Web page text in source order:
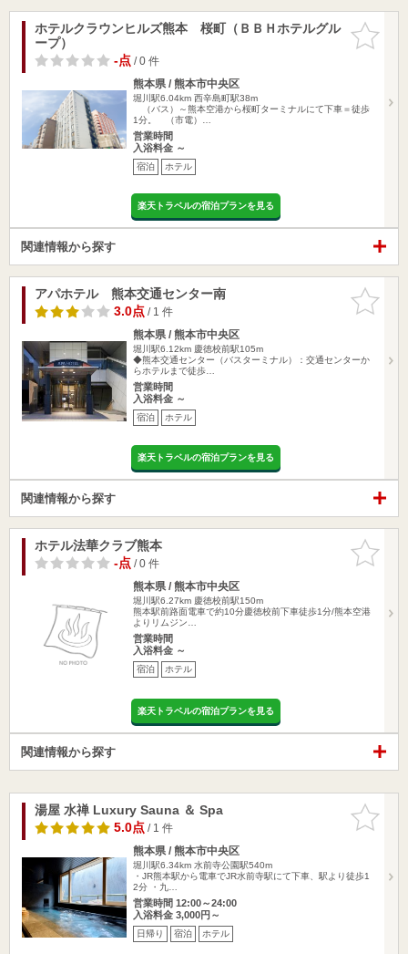
お気に入
りに追加
ホテルクラウンヒルズ熊本 桜町（ＢＢＨホテルグル
ープ）
-点/ 0 件
熊本県 / 熊本市中央区
堀川駅6.04km 西辛島町駅38m
（バス）～熊本空港から桜町ターミナルにて下車＝徒歩
1分。 （市電）…
営業時間
入浴料金 ～
宿泊 ホテル
楽天トラベルの宿泊プランを見る
関連情報から探す
お気に入
りに追加
アパホテル 熊本交通センター南
3.0点/ 1 件
熊本県 / 熊本市中央区
堀川駅6.12km 慶徳校前駅105m
◆熊本交通センター（バスターミナル）：交通センターか
らホテルまで徒歩…
営業時間
入浴料金 ～
宿泊 ホテル
楽天トラベルの宿泊プランを見る
関連情報から探す
お気に入
りに追加
ホテル法華クラブ熊本
-点/ 0 件
熊本県 / 熊本市中央区
堀川駅6.27km 慶徳校前駅150m
熊本駅前路面電車で約10分慶徳校前下車徒歩1分/熊本空港
よりリムジン…
営業時間
入浴料金 ～
宿泊 ホテル
楽天トラベルの宿泊プランを見る
関連情報から探す
お気に入
りに追加
湯屋 水禅 Luxury Sauna ＆ Spa
5.0点/ 1 件
熊本県 / 熊本市中央区
堀川駅6.34km 水前寺公園駅540m
・JR熊本駅から電車でJR水前寺駅にて下車、駅より徒歩1
2分 ・九…
営業時間 12:00～24:00
入浴料金 3,000円～
日帰り 宿泊 ホテル